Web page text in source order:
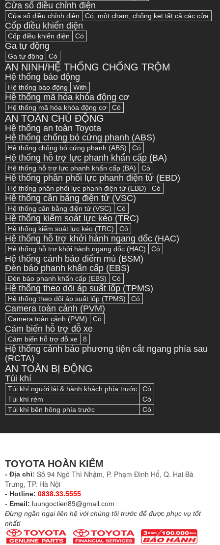
Cửa sổ điều chỉnh điện
Cửa sổ điều chỉnh điện Có, một chạm, chống kẹt tất cả các cửa
Cốp điều khiển điện
Cốp điều khiển điện Có
Ga tự động
Ga tự động Có
AN NINH/HỆ THỐNG CHỐNG TRỘM
Hệ thống báo động
Hệ thống báo động With
Hệ thống mã hóa khóa động cơ
Hệ thống mã hóa khóa động cơ Có
AN TOÀN CHỦ ĐỘNG
Hệ thống an toàn Toyota
Hệ thống chống bó cứng phanh (ABS)
Hệ thống chống bó cứng phanh (ABS) Có
Hệ thống hỗ trợ lực phanh khẩn cấp (BA)
Hệ thống hỗ trợ lực phanh khẩn cấp (BA) Có
Hệ thống phân phối lực phanh điện tử (EBD)
Hệ thống phân phối lực phanh điện tử (EBD) Có
Hệ thống cân bằng điện tử (VSC)
Hệ thống cân bằng điện tử (VSC) Có
Hệ thống kiểm soát lực kéo (TRC)
Hệ thống kiểm soát lực kéo (TRC) Có
Hệ thống hỗ trợ khởi hành ngang dốc (HAC)
Hệ thống hỗ trợ khởi hành ngang dốc (HAC) Có
Hệ thống cảnh báo điểm mù (BSM)
Đèn báo phanh khẩn cấp (EBS)
Đèn báo phanh khẩn cấp (EBS) Có
Hệ thống theo dõi áp suất lốp (TPMS)
Hệ thống theo dõi áp suất lốp (TPMS) Có
Camera toàn cảnh (PVM)
Camera toàn cảnh (PVM) Có
Cảm biến hỗ trợ đỗ xe
Cảm biến hỗ trợ đỗ xe 8
Hệ thống cảnh báo phương tiện cắt ngang phía sau
(RCTA)
AN TOÀN BỊ ĐỘNG
Túi khí
Túi khí người lái & hành khách phía trước
Có
Túi khí rèm
Có
Túi khí bên hông phía trước
Có
TOYOTA HOÀN KIẾM
- Địa chỉ: Số 94 Ngô Thì Nhậm, P. Phạm Đình Hổ, Q. Hai Bà
Trưng, TP. Hà Nội
- Hotline: 0838.33.5555
- Email: luungoctien89@gmail.com
Đừng ngần ngại liên hệ với chúng tôi trước để được phục vụ tốt
nhất!